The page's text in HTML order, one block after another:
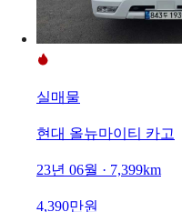
실매물
현대 올뉴마이티 카고
23년 06월 · 7,399km
4,390만원